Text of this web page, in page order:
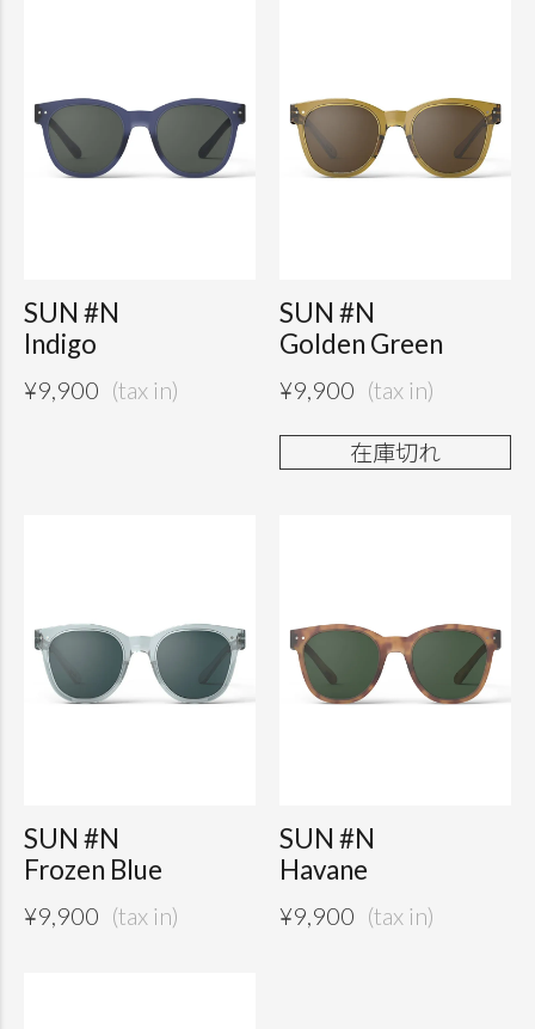
SUN #N
Indigo
¥9,900
SUN #N
Golden Green
¥9,900
在庫切れ
SUN #N
Frozen Blue
¥9,900
SUN #N
Havane
¥9,900